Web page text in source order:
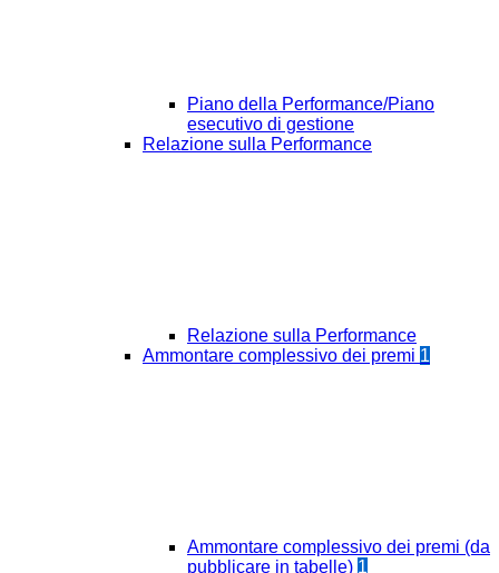
Piano della Performance/Piano
esecutivo di gestione
Relazione sulla Performance
Relazione sulla Performance
Ammontare complessivo dei premi 1
Ammontare complessivo dei premi (da
pubblicare in tabelle) 1